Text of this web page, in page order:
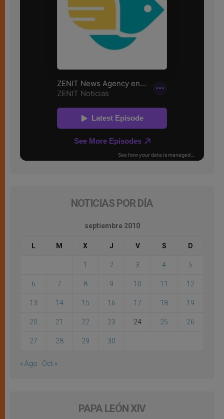
NOTICIAS POR DÍA
septiembre 2010
L M X J V S D
1 2 3 4 5
6 7 8 9 10 11 12
13 14 15 16 17 18 19
20 21 22 23 24 25 26
27 28 29 30
« Ago Oct »
PAPA LEÓN XIV